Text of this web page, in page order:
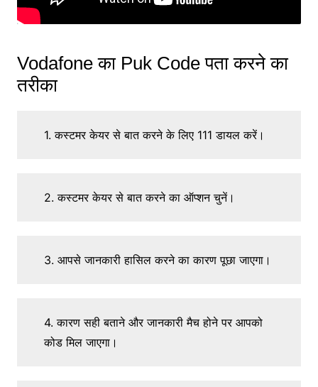
Vodafone का Puk Code पता करने का
तरीका
1. कस्टमर केयर से बात करने के लिए 111 डायल करें।
2. कस्टमर केयर से बात करने का ऑप्शन चुनें।
3. आपसे जानकारी हासिल करने का कारण पूछा जाएगा।
4. कारण सही बताने और जानकारी मैच होने पर आपको
कोड मिल जाएगा।